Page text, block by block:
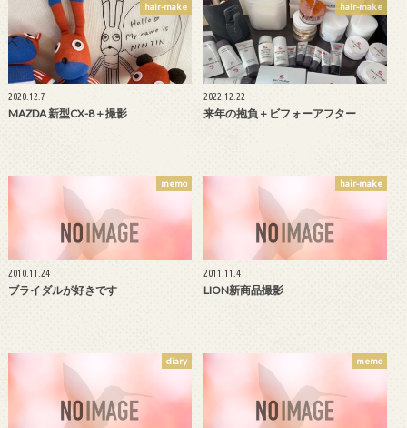
hair-make
2020.12.7
MAZDA 新型CX-8＋撮影
hair-make
2022.12.22
来年の抱負＋ビフォーアフター
memo
2010.11.24
ブライダルが好きです
hair-make
2011.11.4
LION新商品撮影
diary memo